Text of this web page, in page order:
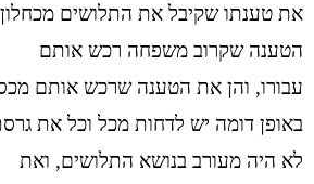
את טענתו שקיבל את התלושים
הטענה שקרוב משפחה רכש אותם
עבורו, והן את הטענה שרכש אותם
באופן דומה יש לדחות מכל וכל את
לא היה מעורב בנושא התלושים, ואת